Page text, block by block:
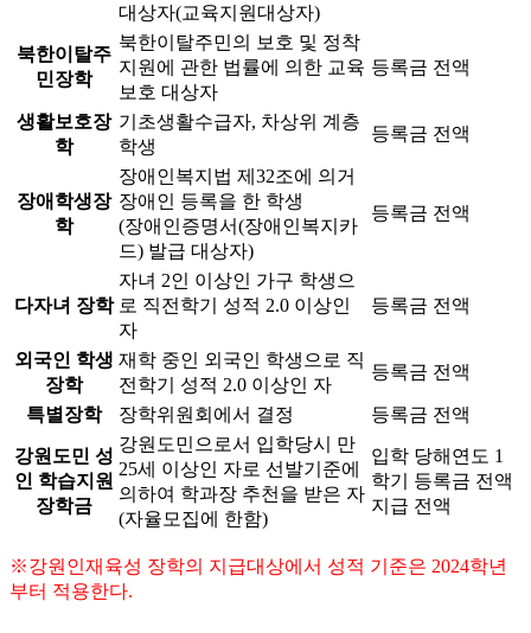
대상자(교육지원대상자)
북한이탈주
민장학
북한이탈주민의 보호 및 정착
지원에 관한 법률에 의한 교육
보호 대상자
등록금 전액
생활보호장
학
기초생활수급자, 차상위 계층
학생
등록금 전액
장애학생장
학
장애인복지법 제32조에 의거
장애인 등록을 한 학생
(장애인증명서(장애인복지카
드) 발급 대상자)
등록금 전액
다자녀 장학
자녀 2인 이상인 가구 학생으
로 직전학기 성적 2.0 이상인
자
등록금 전액
외국인 학생
장학
재학 중인 외국인 학생으로 직
전학기 성적 2.0 이상인 자
등록금 전액
특별장학 장학위원회에서 결정 등록금 전액
강원도민 성
인 학습지원
장학금
강원도민으로서 입학당시 만
25세 이상인 자로 선발기준에
의하여 학과장 추천을 받은 자
(자율모집에 한함)
입학 당해연도 1
학기 등록금 전액
지급 전액
※강원인재육성 장학의 지급대상에서 성적 기준은 2024학년
부터 적용한다.